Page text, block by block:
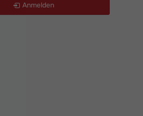
Anmelden